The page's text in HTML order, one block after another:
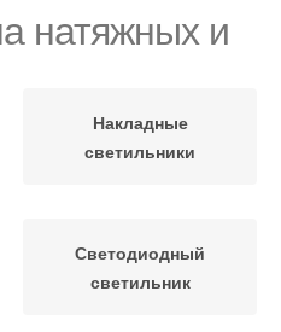
натяжных и
Накладные
светильники
Светодиодный
светильник